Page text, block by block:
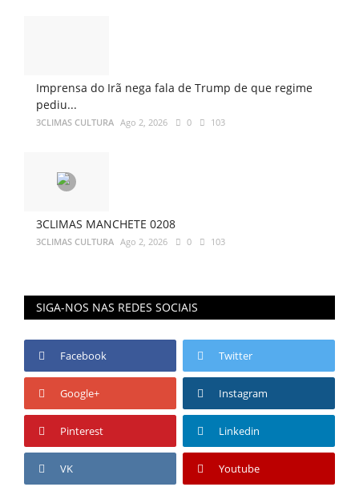
Imprensa do Irã nega fala de Trump de que regime
pediu...
3CLIMAS CULTURA Ago 2, 2026 0 103
3CLIMAS MANCHETE 0208
3CLIMAS CULTURA Ago 2, 2026 0 103
SIGA-NOS NAS REDES SOCIAIS
Facebook Twitter
Google+ Instagram
Pinterest Linkedin
VK Youtube